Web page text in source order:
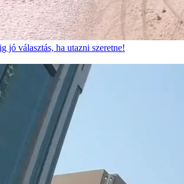
jó választás, ha utazni szeretne!